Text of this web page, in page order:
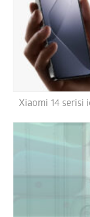
Xiaomi 14 serisi